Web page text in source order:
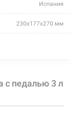
Испания
230х177x270 мм
напольный
с педалью 3 л